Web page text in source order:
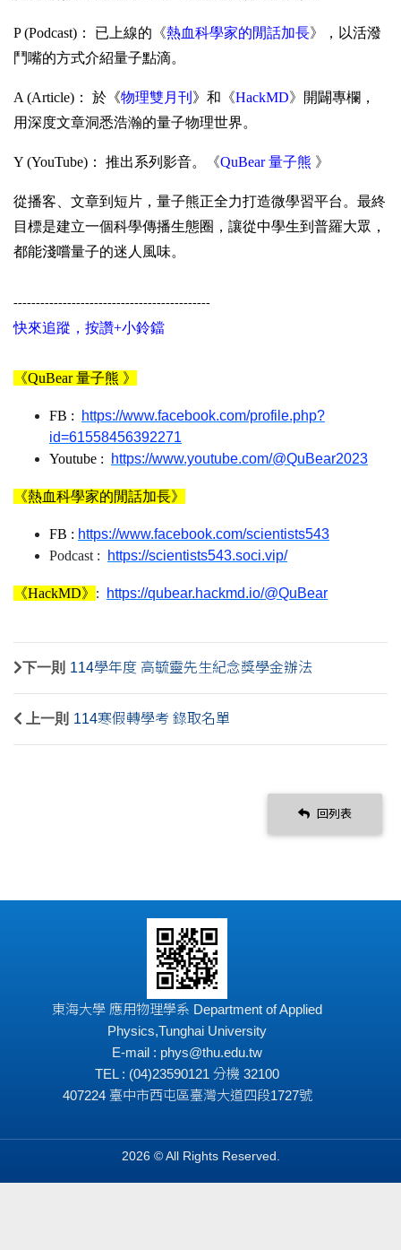
P (Podcast)： 已上線的 《熱血科學家的閒話加長》
，以活潑
鬥嘴的方式介紹量子點滴。
A (Article)： 於《物理雙月刊 》和 《HackMD》
開闢專欄，
用深度文章洞悉浩瀚的量子物理世界。
Y (YouTube)： 推出系列影音。 《QuBear 量子熊 》
從播客、文章到短片，量子熊正全力打造微學習平台。最終
目標是建立一個科學傳播生態圈，讓從中學生到普羅大眾，
都能淺嚐量子的迷人風味。
--------------------------------------------
快來追蹤，按讚+小鈴鐺
《QuBear 量子熊 》
FB :
https://www.facebook.com/profile.php?
id=61558456392271
Youtube :
https://www.youtube.com/@QuBear2023
《熱血科學家的閒話加長》
FB : https://www.facebook.com/scientists543
Podcast :
https://scientists543.soci.vip/
《HackMD》 : https://qubear.hackmd.io/@QuBear
下一則 114學年度 高毓靈先生紀念獎學金辦法
上一則 114寒假轉學考 錄取名單
回列表
東海大學 應用物理學系 Department of Applied
Physics,Tunghai University
E-mail : phys@thu.edu.tw
TEL : (04)23590121 分機 32100
407224 臺中市西屯區臺灣大道四段1727號
2026 © All Rights Reserved.